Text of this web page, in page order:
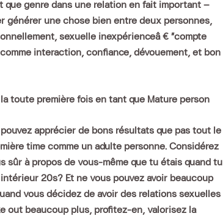
que genre dans une relation en fait important –
générer une chose bien entre deux personnes,
sexuelle inexpérienceâ € ”compte
interaction, confiance, dévouement, et bon
toute première fois en tant que Mature person
apprécier de bons résultats que pas tout le
time comme un adulte personne. Considérez
sûr à propos de vous-même que tu étais quand tu
20s? Et ne vous pouvez avoir beaucoup
vous décidez de avoir des relations sexuelles
out beaucoup plus, profitez-en, valorisez la